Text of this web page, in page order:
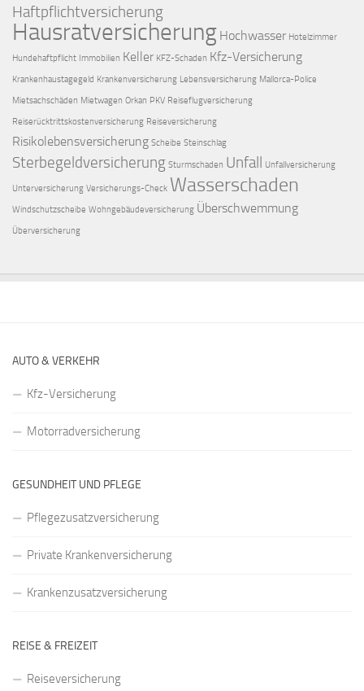
Haftpflichtversicherung
Hausratversicherung Hochwasser Hotelzimmer
Hundehaftpflicht Immobilien Keller KFZ-Schaden Kfz-Versicherung
Krankenhaustagegeld Krankenversicherung Lebensversicherung Mallorca-Police
Mietsachschäden Mietwagen Orkan PKV Reiseflugversicherung
Reiserücktrittskostenversicherung Reiseversicherung
Risikolebensversicherung Scheibe Steinschlag
Sterbegeldversicherung Sturmschaden Unfall Unfallversicherung
Unterversicherung Versicherungs-Check Wasserschaden
Windschutzscheibe Wohngebäudeversicherung Überschwemmung
Überversicherung
AUTO & VERKEHR
Kfz-Versicherung
Motorradversicherung
GESUNDHEIT UND PFLEGE
Pflegezusatzversicherung
Private Krankenversicherung
Krankenzusatzversicherung
REISE & FREIZEIT
Reiseversicherung